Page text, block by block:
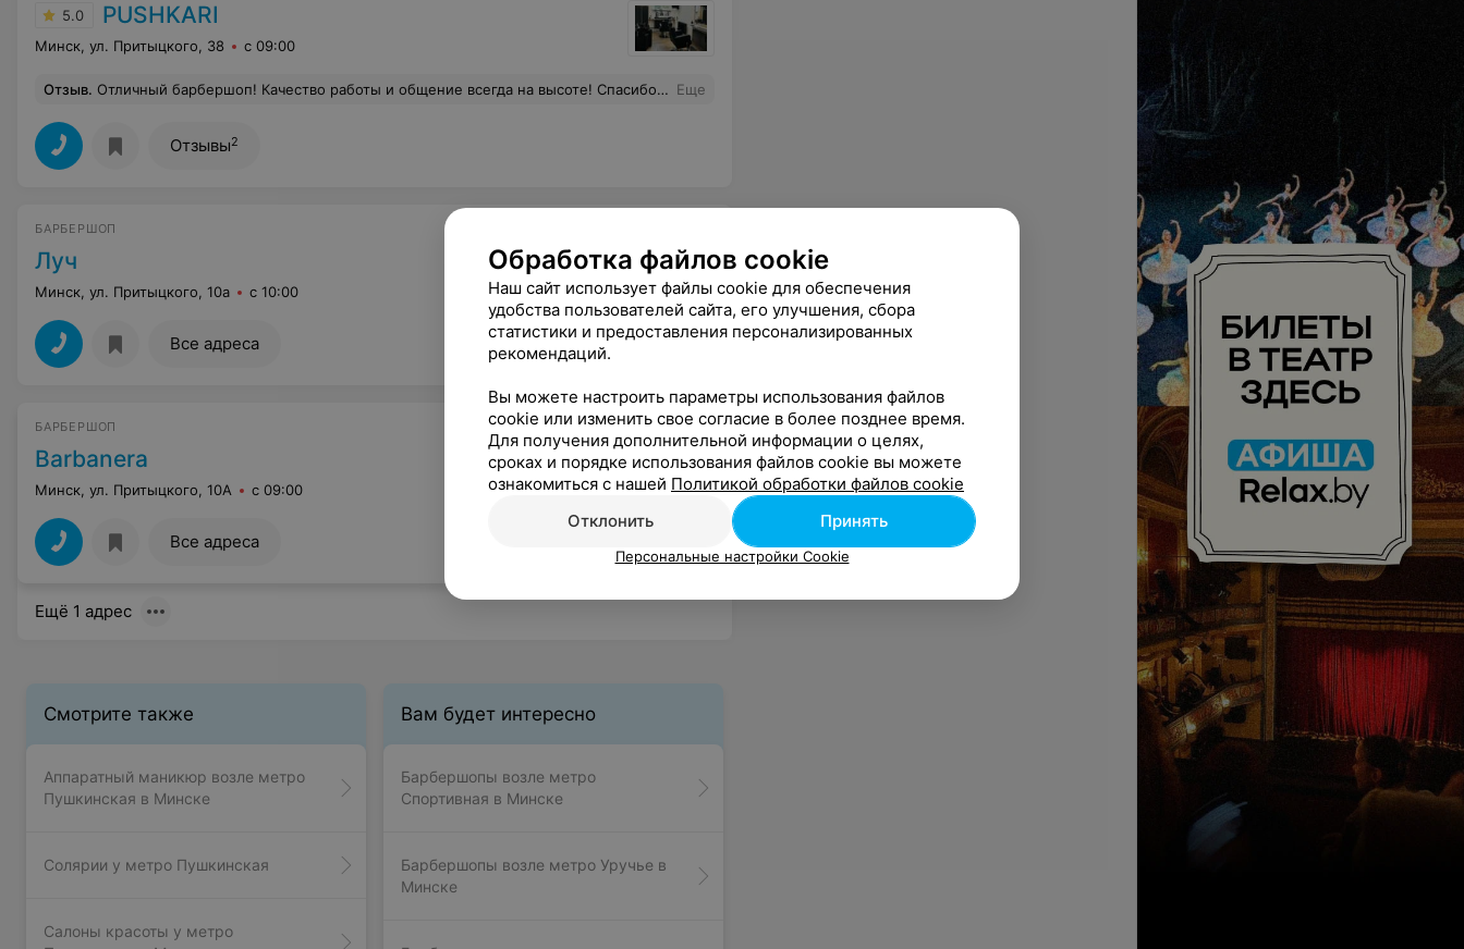
5.0 PUSHKARI
Минск, ул. Притыцкого, 38 с 09:00
Отзыв. Отличный барбершоп! Качество работы и общение всегда на высоте! Спасибо за хорошую работу! Я ваш постоянный клиент! Еще
Отзывы2
БАРБЕРШОП
Луч
Минск, ул. Притыцкого, 10а с 10:00
Все адреса
БАРБЕРШОП
Barbanera
Минск, ул. Притыцкого, 10А с 09:00
Все адреса
Ещё 1 адрес
Смотрите также
Аппаратный маникюр возле метро
Пушкинская в Минске
Солярии у метро Пушкинская
Салоны красоты у метро
Вам будет интересно
Барбершопы возле метро
Спортивная в Минске
Барбершопы возле метро Уручье в
Минске
Обработка файлов cookie
Наш сайт использует файлы cookie для обеспечения
удобства пользователей сайта, его улучшения, сбора
статистики и предоставления персонализированных
рекомендаций.
Вы можете настроить параметры использования файлов
cookie или изменить свое согласие в более позднее время.
Для получения дополнительной информации о целях,
сроках и порядке использования файлов cookie вы можете
ознакомиться с нашей Политикой обработки файлов cookie
Отклонить
Принять
Персональные настройки Cookie